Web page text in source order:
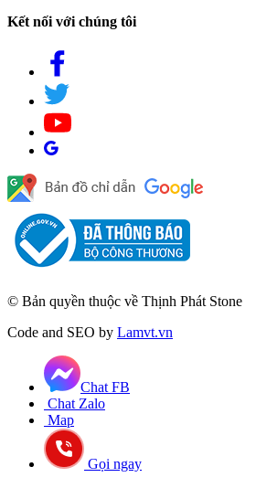
Kết nối với chúng tôi
© Bản quyền thuộc về Thịnh Phát Stone
Code and SEO by Lamvt.vn
Chat FB
Chat Zalo
Map
Gọi ngay